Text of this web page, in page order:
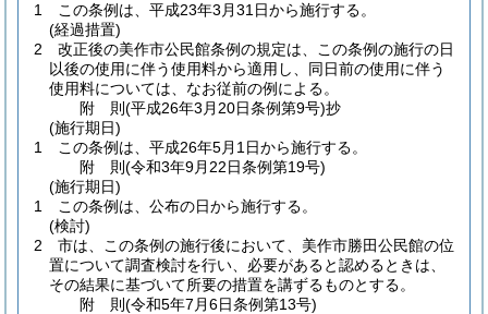
1
この条例は、平成23年3月31日から施行する。
(経過措置)
2
改正後の美作市公民館条例の規定は、この条例の施行の日
以後の使用に伴う使用料から適用し、同日前の使用に伴う
使用料については、なお従前の例による。
附 則(平成26年3月20日条例第9号)抄
(施行期日)
1
この条例は、平成26年5月1日から施行する。
附 則(令和3年9月22日条例第19号)
(施行期日)
1
この条例は、公布の日から施行する。
(検討)
2
市は、この条例の施行後において、美作市勝田公民館の位
置について調査検討を行い、必要があると認めるときは、
その結果に基づいて所要の措置を講ずるものとする。
附 則(令和5年7月6日条例第13号)